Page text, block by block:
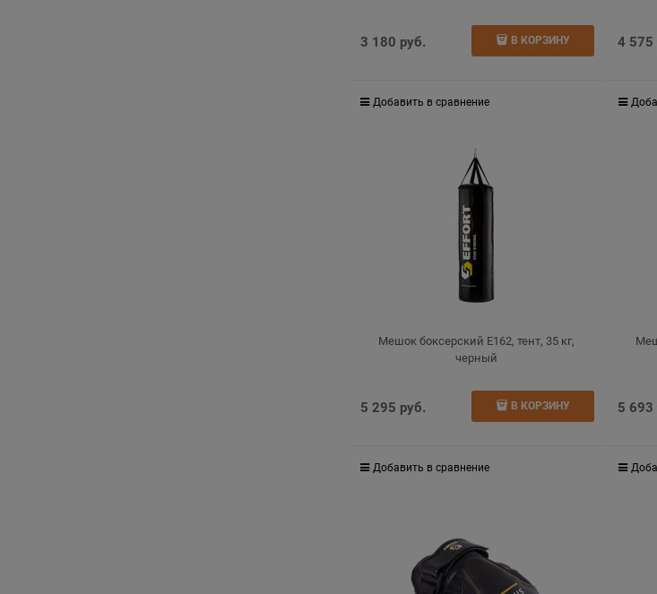
3 180 руб. В КОРЗИНУ
Добавить в сравнение
4 575
Мешок боксерский E162, тент, 35 кг,
черный
5 295 руб. В КОРЗИНУ
Добавить в сравнение
5 693